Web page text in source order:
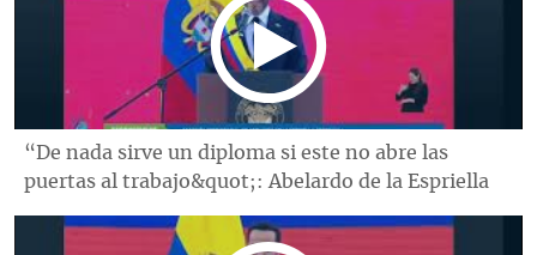
“De nada sirve un diploma si este no abre las
puertas al trabajo&quot;: Abelardo de la Espriella